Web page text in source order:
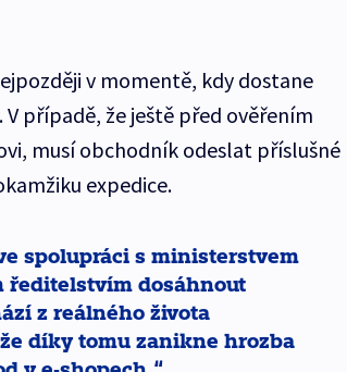
v momentě, kdy dostane
případě, že ještě před ověřením
musí obchodník odeslat příslušné
expedice.
spolupráci s ministerstvem
ředitelstvím dosáhnout
z reálného života
díky tomu zanikne hrozba